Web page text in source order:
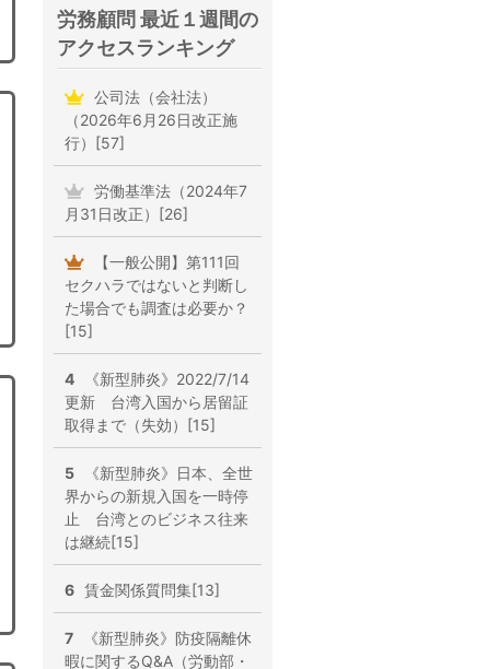
労務顧問 最近１週間の
アクセスランキング
公司法（会社法）
（2026年6月26日改正施
行）[57]
労働基準法（2024年7
月31日改正）[26]
【一般公開】第111回
セクハラではないと判断し
た場合でも調査は必要か？
[15]
4
《新型肺炎》2022/7/14
更新 台湾入国から居留証
取得まで（失効）[15]
5
《新型肺炎》日本、全世
界からの新規入国を一時停
止 台湾とのビジネス往来
は継続[15]
6 賃金関係質問集[13]
7
《新型肺炎》防疫隔離休
暇に関するQ&A（労動部・